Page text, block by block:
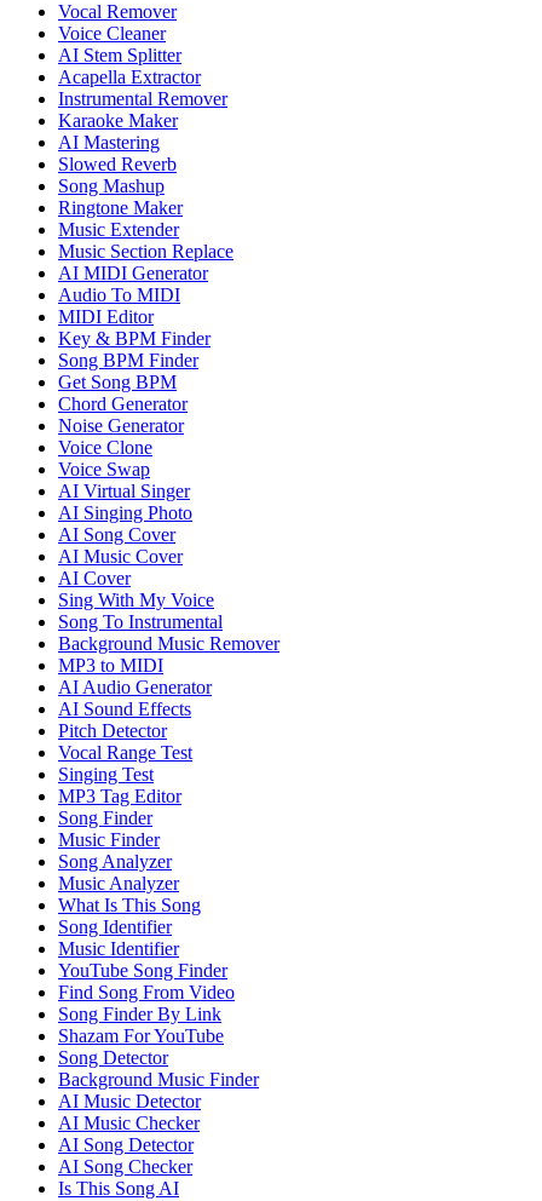
Vocal Remover
Voice Cleaner
AI Stem Splitter
Acapella Extractor
Instrumental Remover
Karaoke Maker
AI Mastering
Slowed Reverb
Song Mashup
Ringtone Maker
Music Extender
Music Section Replace
AI MIDI Generator
Audio To MIDI
MIDI Editor
Key & BPM Finder
Song BPM Finder
Get Song BPM
Chord Generator
Noise Generator
Voice Clone
Voice Swap
AI Virtual Singer
AI Singing Photo
AI Song Cover
AI Music Cover
AI Cover
Sing With My Voice
Song To Instrumental
Background Music Remover
MP3 to MIDI
AI Audio Generator
AI Sound Effects
Pitch Detector
Vocal Range Test
Singing Test
MP3 Tag Editor
Song Finder
Music Finder
Song Analyzer
Music Analyzer
What Is This Song
Song Identifier
Music Identifier
YouTube Song Finder
Find Song From Video
Song Finder By Link
Shazam For YouTube
Song Detector
Background Music Finder
AI Music Detector
AI Music Checker
AI Song Detector
AI Song Checker
Is This Song AI